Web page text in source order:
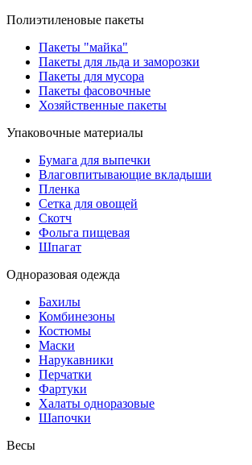
Полиэтиленовые пакеты
Пакеты "майка"
Пакеты для льда и заморозки
Пакеты для мусора
Пакеты фасовочные
Хозяйственные пакеты
Упаковочные материалы
Бумага для выпечки
Влаговпитывающие вкладыши
Пленка
Сетка для овощей
Скотч
Фольга пищевая
Шпагат
Одноразовая одежда
Бахилы
Комбинезоны
Костюмы
Маски
Нарукавники
Перчатки
Фартуки
Халаты одноразовые
Шапочки
Весы